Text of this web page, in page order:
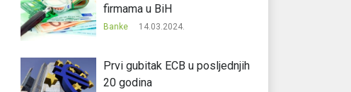
firmama u BiH
Banke 14.03.2024.
Prvi gubitak ECB u posljednjih
20 godina